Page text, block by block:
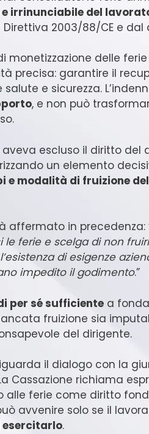
irrinunciabile del
Direttiva 2003/88/CE e dal
monetizzazione delle
precisa: garantire il
e sicurezza.
, e non può
escluso il diritto del
un elemento
e modalità di fruizione
affermato in precedenza:
ferie e scelga di non
di esigenze
impedito il godimento.”
per sé sufficiente a
fruizione sia
del dirigente.
il dialogo con la
Cassazione richiama
alle ferie come diritto
avvenire solo se il
esercitarlo.